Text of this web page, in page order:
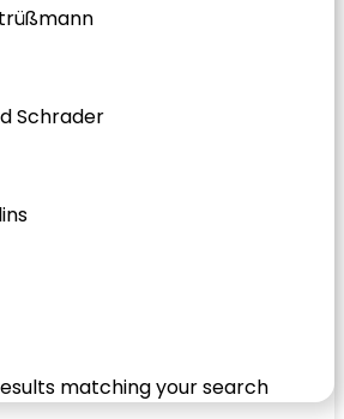
Schrader
matching your search